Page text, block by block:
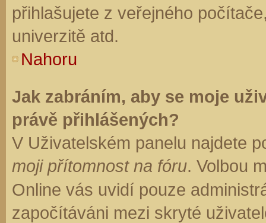
přihlašujete z veřejného
univerzitě atd.
Nahoru
Jak zabráním, aby se moje
právě přihlášených?
V Uživatelském panelu najdete
moji přítomnost na fóru. Volbou
Online vás uvidí pouze
započítáváni mezi skryté